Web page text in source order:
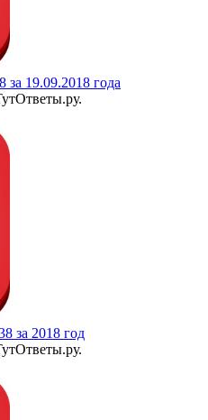
19.09.2018 года
за 2018 год